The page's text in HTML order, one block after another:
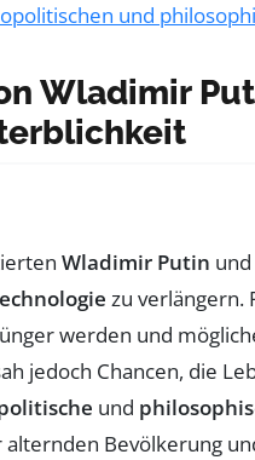
und
Wladimir
Wladimir Putin und
zu verlängern.
werden und
jedoch Chancen, die
und
Bevölkerung